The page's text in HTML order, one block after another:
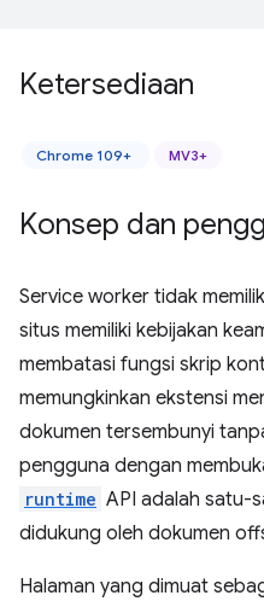
Ketersediaan
Chrome 109+ MV3+
Konsep dan
Service worker tidak
situs memiliki kebijakan
membatasi fungsi skrip
memungkinkan ekstensi
dokumen tersembunyi
pengguna dengan
runtime API adalah satu-
didukung oleh dokumen
Halaman yang dimuat